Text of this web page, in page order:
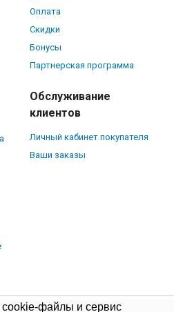
cookie-файлы и сервис
Оплата
Скидки
Бонусы
Партнерская программа
Обслуживание
клиентов
Личный кабинет покупателя
Ваши заказы